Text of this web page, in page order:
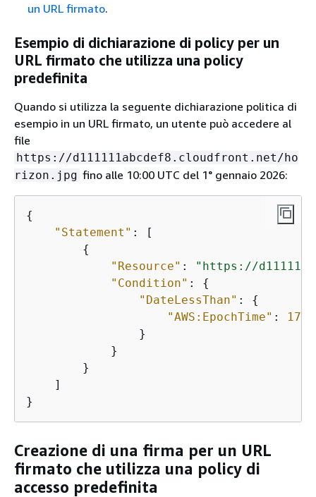
un URL firmato.
Esempio di dichiarazione di policy per un
URL firmato che utilizza una policy
predefinita
Quando si utilizza la seguente dichiarazione politica di
esempio in un URL firmato, un utente può accedere al
file
https://d111111abcdef8.cloudfront.net/ho
rizon.jpg fino alle 10:00 UTC del 1° gennaio 2026:
{
"Statement" : [
{
"Resource" :
"https://
"Condition" : {
"DateLessThan" : {
"AWS:EpochTime" :
                }
            }
        }
    ]
}
Creazione di una firma per un URL
firmato che utilizza una policy di
accesso predefinita